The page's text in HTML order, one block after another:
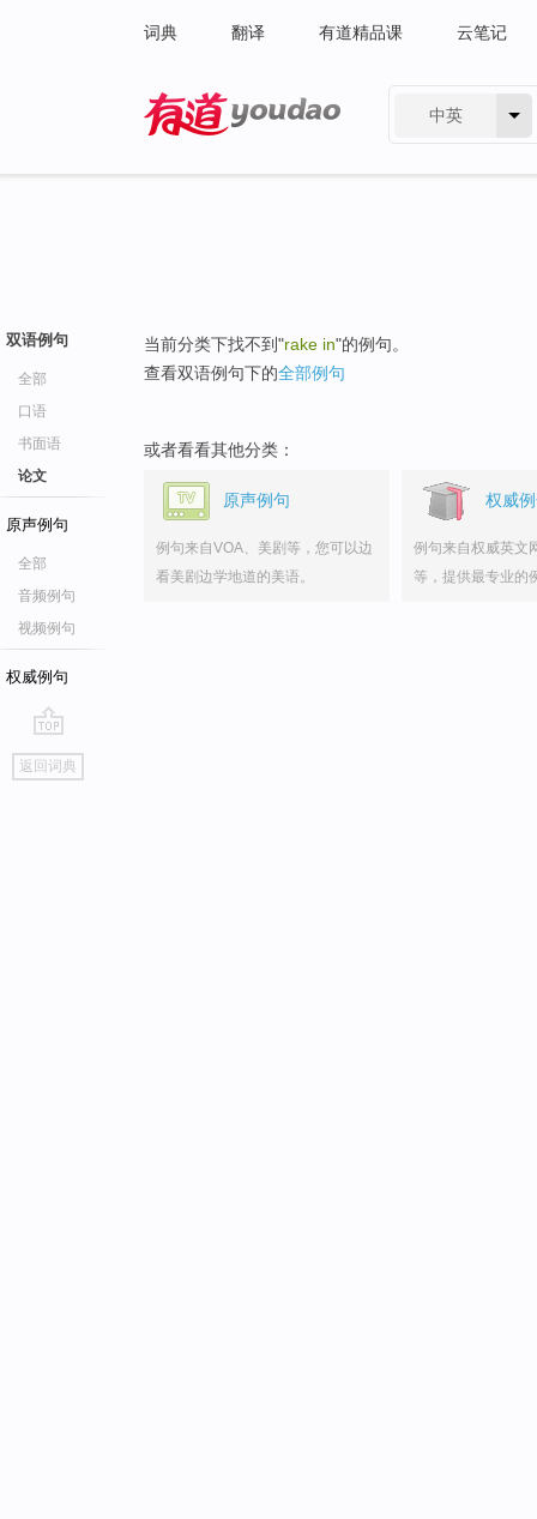
词典 翻译 有道精品课 云笔记
中英
双语例句
全部
口语
书面语
论文
原声例句
全部
音频例句
视频例句
权威例句
go
top
返回词典
当前分类下找不到"rake in"的例句。
查看双语例句下的全部例句
或者看看其他分类：
原声例句
例句来自VOA、美剧等，您可以边
看美剧边学地道的美语。
权威
例句来自权威英文
等，提供最专业的